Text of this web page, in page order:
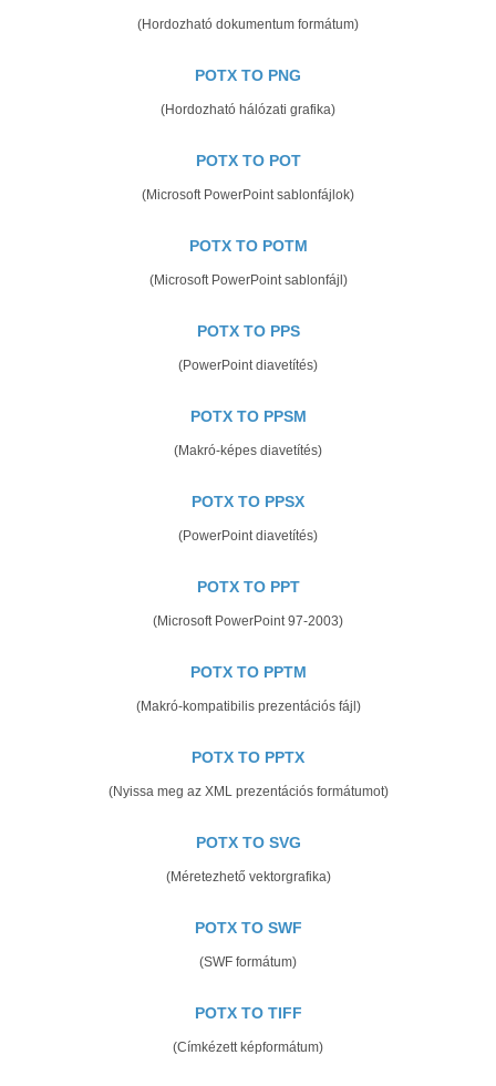
(Hordozható dokumentum formátum)
POTX TO PNG
(Hordozható hálózati grafika)
POTX TO POT
(Microsoft PowerPoint sablonfájlok)
POTX TO POTM
(Microsoft PowerPoint sablonfájl)
POTX TO PPS
(PowerPoint diavetítés)
POTX TO PPSM
(Makró-képes diavetítés)
POTX TO PPSX
(PowerPoint diavetítés)
POTX TO PPT
(Microsoft PowerPoint 97-2003)
POTX TO PPTM
(Makró-kompatibilis prezentációs fájl)
POTX TO PPTX
(Nyissa meg az XML prezentációs formátumot)
POTX TO SVG
(Méretezhető vektorgrafika)
POTX TO SWF
(SWF formátum)
POTX TO TIFF
(Címkézett képformátum)